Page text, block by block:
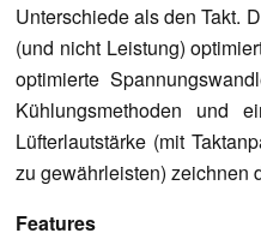
Unterschiede als den Takt.
(und nicht Leistung)
optimierte
Kühlungsmethoden und
Lüfterlautstärke (mit
zu gewährleisten) zeichnen
Features